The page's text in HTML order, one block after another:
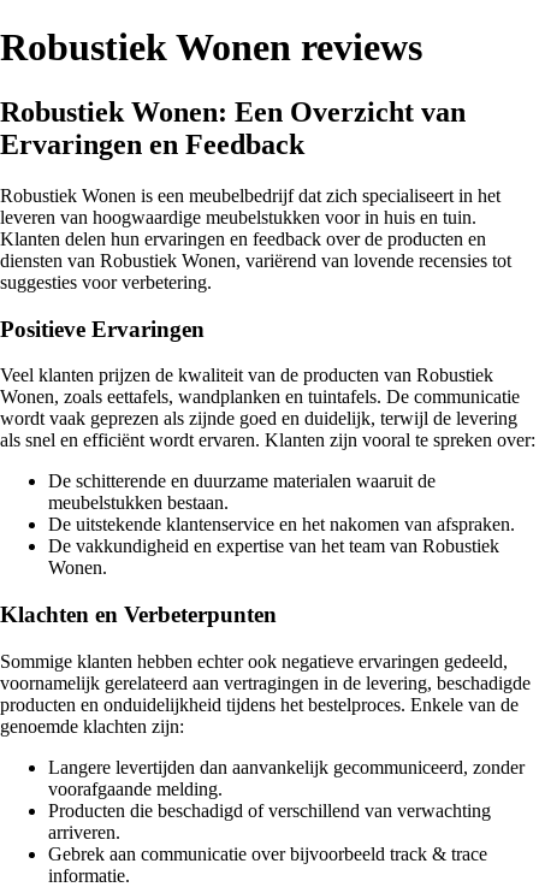
Robustiek Wonen reviews
Robustiek Wonen: Een Overzicht van
Ervaringen en Feedback
Robustiek Wonen is een meubelbedrijf dat zich specialiseert in het
leveren van hoogwaardige meubelstukken voor in huis en tuin.
Klanten delen hun ervaringen en feedback over de producten en
diensten van Robustiek Wonen, variërend van lovende recensies tot
suggesties voor verbetering.
Positieve Ervaringen
Veel klanten prijzen de kwaliteit van de producten van Robustiek
Wonen, zoals eettafels, wandplanken en tuintafels. De communicatie
wordt vaak geprezen als zijnde goed en duidelijk, terwijl de levering
als snel en efficiënt wordt ervaren. Klanten zijn vooral te spreken over:
De schitterende en duurzame materialen waaruit de
meubelstukken bestaan.
De uitstekende klantenservice en het nakomen van afspraken.
De vakkundigheid en expertise van het team van Robustiek
Wonen.
Klachten en Verbeterpunten
Sommige klanten hebben echter ook negatieve ervaringen gedeeld,
voornamelijk gerelateerd aan vertragingen in de levering, beschadigde
producten en onduidelijkheid tijdens het bestelproces. Enkele van de
genoemde klachten zijn:
Langere levertijden dan aanvankelijk gecommuniceerd, zonder
voorafgaande melding.
Producten die beschadigd of verschillend van verwachting
arriveren.
Gebrek aan communicatie over bijvoorbeeld track & trace
informatie.